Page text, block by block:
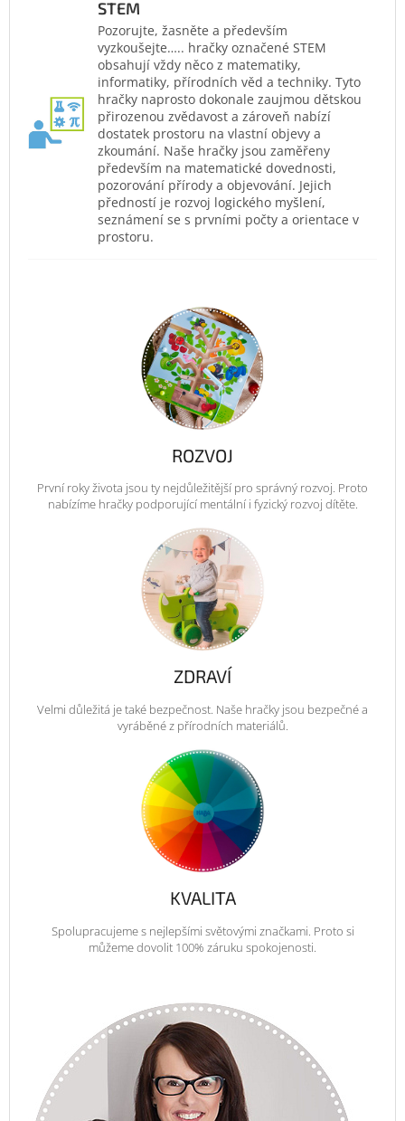
STEM
Pozorujte, žasněte a především
vyzkoušejte….. hračky označené STEM
obsahují vždy něco z matematiky,
informatiky, přírodních věd a techniky. Tyto
hračky naprosto dokonale zaujmou dětskou
přirozenou zvědavost a zároveň nabízí
dostatek prostoru na vlastní objevy a
zkoumání. Naše hračky jsou zaměřeny
především na matematické dovednosti,
pozorování přírody a objevování. Jejich
předností je rozvoj logického myšlení,
seznámení se s prvními počty a orientace v
prostoru.
ROZVOJ
První roky života jsou ty nejdůležitější pro správný rozvoj. Proto
nabízíme hračky podporující mentální i fyzický rozvoj dítěte.
ZDRAVÍ
Velmi důležitá je také bezpečnost. Naše hračky jsou bezpečné a
vyráběné z přírodních materiálů.
KVALITA
Spolupracujeme s nejlepšími světovými značkami. Proto si
můžeme dovolit 100% záruku spokojenosti.